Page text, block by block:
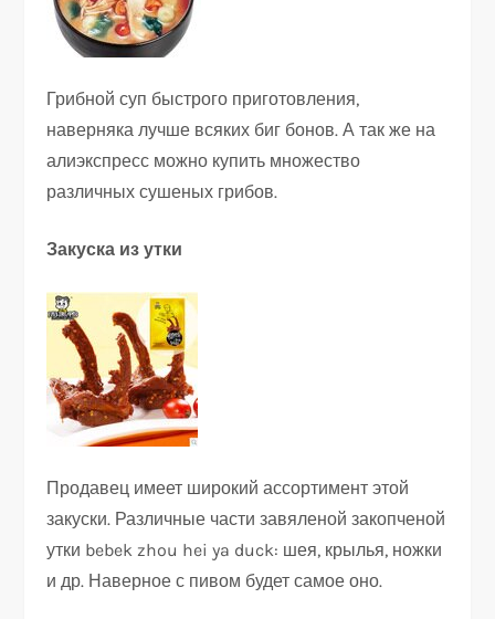
Грибной суп быстрого приготовления,
наверняка лучше всяких биг бонов. А так же на
алиэкспресс можно купить множество
различных сушеных грибов.
Закуска из утки
Продавец имеет широкий ассортимент этой
закуски. Различные части завяленой закопченой
утки bebek zhou hei ya duck: шея, крылья, ножки
и др. Наверное с пивом будет самое оно.